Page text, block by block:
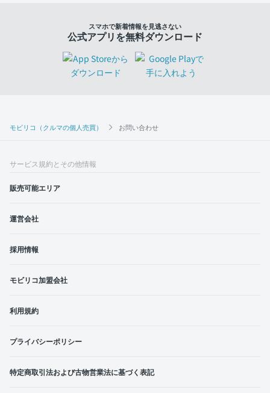
モビリコ（クルマの個人売買） お問い合わせ
スマホで新着情報を見逃さない
公式アプリを無料ダウンロード
サービス規約とその他情報
販売可能エリア
運営会社
採用情報
モビリコ加盟会社
利用規約
プライバシーポリシー
特定商取引法および古物営業法に基づく表記